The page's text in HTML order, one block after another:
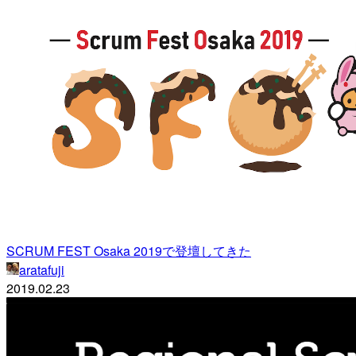
SCRUM FEST Osaka 2019で登壇してきた
aratafuji
2019.02.23